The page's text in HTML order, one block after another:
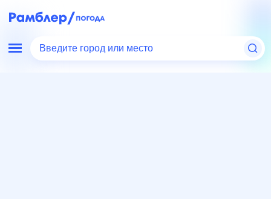
Введите город или место